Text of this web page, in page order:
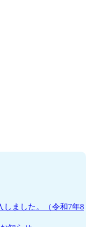
ました。（令和7年8